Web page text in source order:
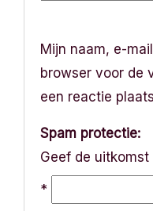
Mijn naam, e-
browser voor de
een reactie
Spam protectie:
Geef de
*